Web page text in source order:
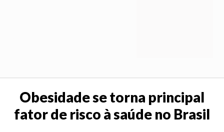
Obesidade se torna principal
fator de risco à saúde no Brasil